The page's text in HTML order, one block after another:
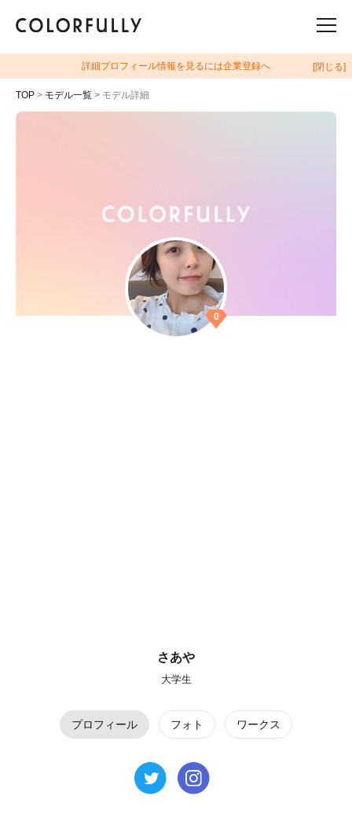
詳細プロフィール情報を見るには企業登録へ [閉じる]
TOP > モデル一覧 > モデル詳細
0
さあや
大学生
プロフィール フォト ワークス